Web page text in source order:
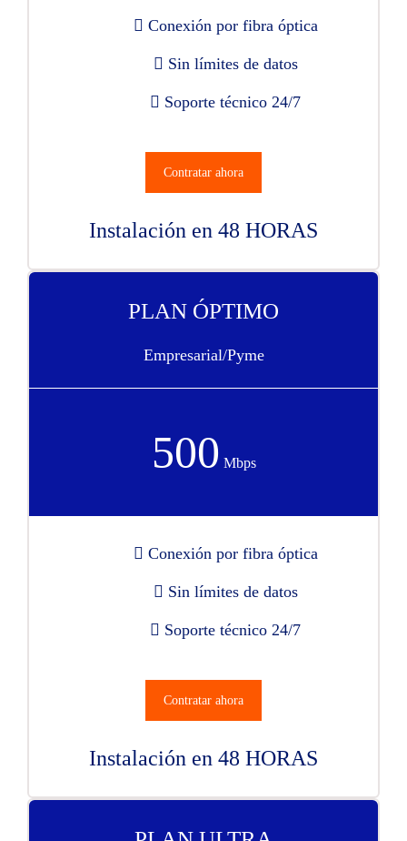
Conexión por fibra óptica
Sin límites de datos
Soporte técnico 24/7
Contratar ahora
Instalación en 48 HORAS
PLAN ÓPTIMO
Empresarial/Pyme
500 Mbps
Conexión por fibra óptica
Sin límites de datos
Soporte técnico 24/7
Contratar ahora
Instalación en 48 HORAS